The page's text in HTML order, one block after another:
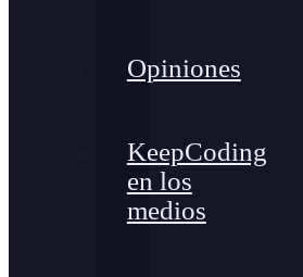
Opiniones
KeepCoding
en los
medios